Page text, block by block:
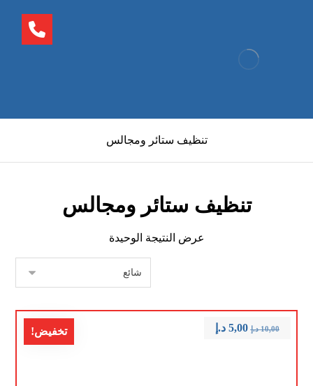
تنظيف ستائر ومجالس
تنظيف ستائر ومجالس
عرض النتيجة الوحيدة
تخفيض! 10,00 د.إ 5,00 د.إ